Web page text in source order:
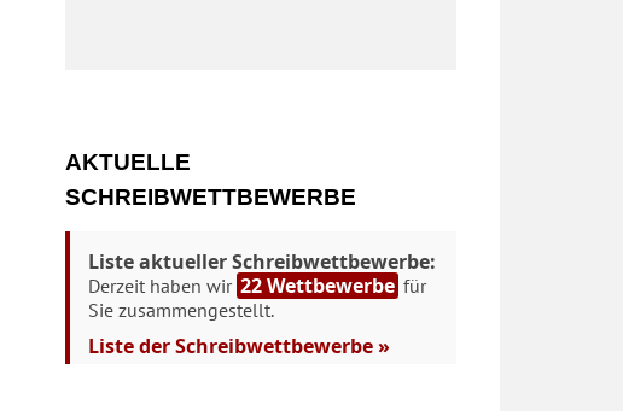
AKTUELLE
SCHREIBWETTBEWERBE
Liste aktueller Schreibwettbewerbe:
Derzeit haben wir 22 Wettbewerbe für
Sie zusammengestellt.
Liste der Schreibwettbewerbe »